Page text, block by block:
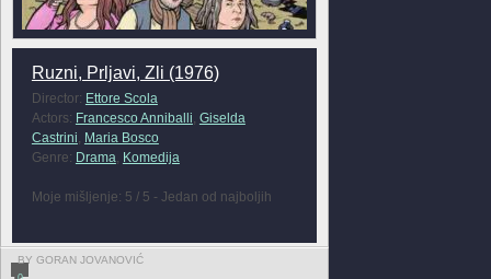
Ruzni, Prljavi, Zli (1976)
Director: Ettore Scola
Actors: Francesco Anniballi, Giselda
Castrini, Maria Bosco
Genre: Drama, Komedija
Moje mišljenje: 5 / 5 - Jedan od najboljih
BY GORAN JOVANOVIĆ